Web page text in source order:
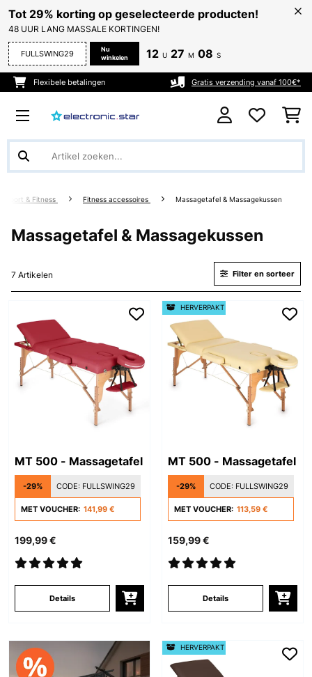
Tot 29% korting op geselecteerde producten!
48 UUR LANG MASSALE KORTINGEN!
FULLSWING29
Nu
winkelen
12 U 27 M 08 S
Flexibele betalingen Gratis verzending vanaf 100€*
Sport & Fitness Fitness accessoires Massagetafel & Massagekussen
Massagetafel & Massagekussen
7 Artikelen Filter en sorteer
MT 500 - Massagetafel
-29% CODE: FULLSWING29
MET VOUCHER: 141,99 €
199,99 €
Details
MT 500 - Massagetafel
-29% CODE: FULLSWING29
MET VOUCHER: 113,59 €
159,99 €
Details
HERVERPAKT
HERVERPAKT